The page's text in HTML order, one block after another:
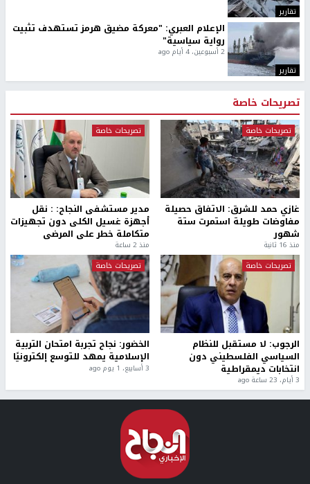
تقارير
تقارير
الإعلام العبري: "معركة مضيق هرمز تستهدف تثبيت
رواية سياسية"
2 أسبوعين، 4 أيام ago
تصريحات خاصة
تصريحات خاصة
غازي حمد للشرق: الاتفاق حصيلة
مفاوضات طويلة استمرت ستة
شهور
منذ 16 ثانية
تصريحات خاصة
مدير مستشفى النجاح: : نقل
أجهزة غسيل الكلى دون تجهيزات
متكاملة خطر على المرضى
منذ 2 ساعة
تصريحات خاصة
الرجوب: لا مستقبل للنظام
السياسي الفلسطيني دون
انتخابات ديمقراطية
3 أيام، 23 ساعة ago
تصريحات خاصة
الخضور: نجاح تجربة امتحان التربية
الإسلامية يمهد للتوسع إلكترونيًا
3 أسابيع، 1 يوم ago